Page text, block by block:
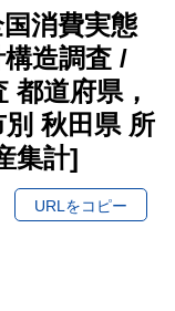
消費実態
造調査 /
都道府県，
秋田県 所
集計]
URLをコピー